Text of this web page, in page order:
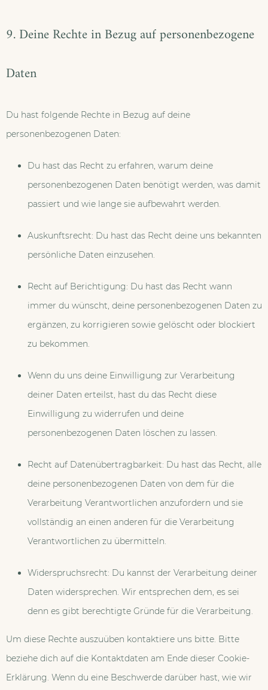
9. Deine Rechte in Bezug auf personenbezogene
Daten
Du hast folgende Rechte in Bezug auf deine
personenbezogenen Daten:
Du hast das Recht zu erfahren, warum deine
personenbezogenen Daten benötigt werden, was damit
passiert und wie lange sie aufbewahrt werden.
Auskunftsrecht: Du hast das Recht deine uns bekannten
persönliche Daten einzusehen.
Recht auf Berichtigung: Du hast das Recht wann
immer du wünscht, deine personenbezogenen Daten zu
ergänzen, zu korrigieren sowie gelöscht oder blockiert
zu bekommen.
Wenn du uns deine Einwilligung zur Verarbeitung
deiner Daten erteilst, hast du das Recht diese
Einwilligung zu widerrufen und deine
personenbezogenen Daten löschen zu lassen.
Recht auf Datenübertragbarkeit: Du hast das Recht, alle
deine personenbezogenen Daten von dem für die
Verarbeitung Verantwortlichen anzufordern und sie
vollständig an einen anderen für die Verarbeitung
Verantwortlichen zu übermitteln.
Widerspruchsrecht: Du kannst der Verarbeitung deiner
Daten widersprechen. Wir entsprechen dem, es sei
denn es gibt berechtigte Gründe für die Verarbeitung.
Um diese Rechte auszuüben kontaktiere uns bitte. Bitte
beziehe dich auf die Kontaktdaten am Ende dieser Cookie-
Erklärung. Wenn du eine Beschwerde darüber hast, wie wir